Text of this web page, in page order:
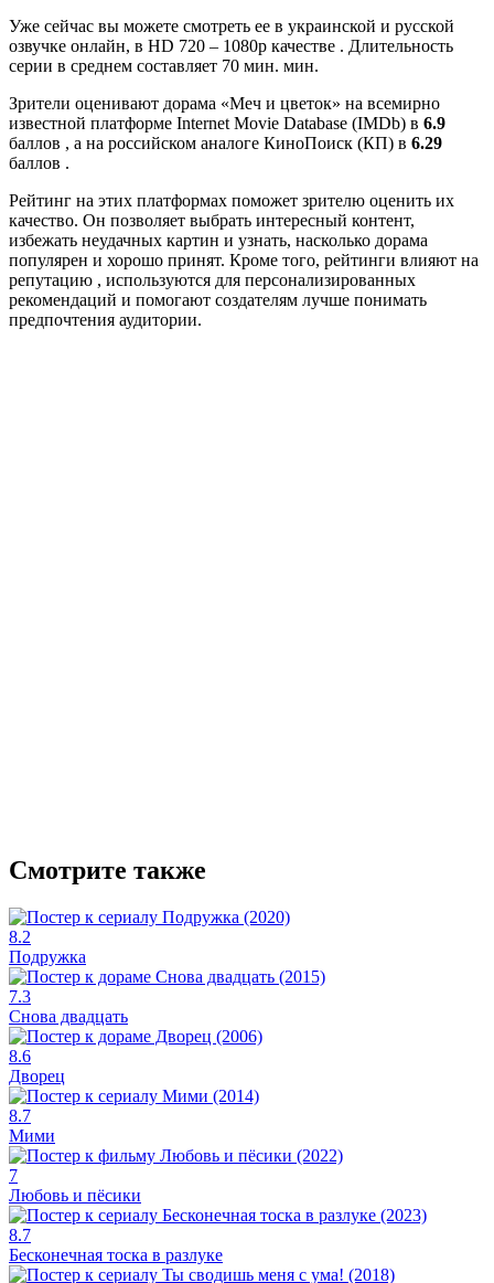
Уже сейчас вы можете смотреть ее в украинской и русской
озвучке онлайн, в HD 720 – 1080p качестве . Длительность
серии в среднем составляет 70 мин. мин.
Зрители оценивают дорама «Меч и цветок» на всемирно
известной платформе Internet Movie Database (IMDb) в 6.9
баллов , а на российском аналоге КиноПоиск (КП) в 6.29
баллов .
Рейтинг на этих платформах поможет зрителю оценить их
качество. Он позволяет выбрать интересный контент,
избежать неудачных картин и узнать, насколько дорама
популярен и хорошо принят. Кроме того, рейтинги влияют на
репутацию , используются для персонализированных
рекомендаций и помогают создателям лучше понимать
предпочтения аудитории.
Смотрите также
8.2
Подружка
7.3
Снова двадцать
8.6
Дворец
8.7
Мими
7
Любовь и пёсики
8.7
Бесконечная тоска в разлуке